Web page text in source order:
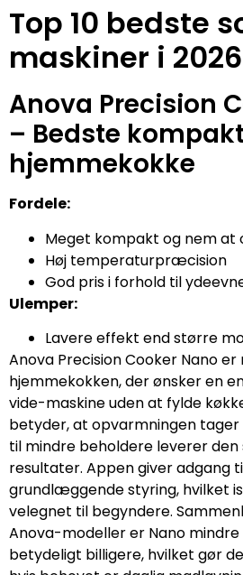
Top 10 bedste
maskiner i 2026
Anova Precision
– Bedste
hjemmekokke
Fordele:
Meget kompakt og nem at
Høj temperaturpræcision
God pris i forhold til
Ulemper:
Lavere effekt end større
Anova Precision Cooker Nano
hjemmekokken, der ønsker en
vide-maskine uden at fylde
betyder, at opvarmningen
til mindre beholdere leverer
resultater. Appen giver adgang
grundlæggende styring, hvilket
velegnet til begyndere.
Anova-modeller er Nano
betydeligt billigere, hvilket gør